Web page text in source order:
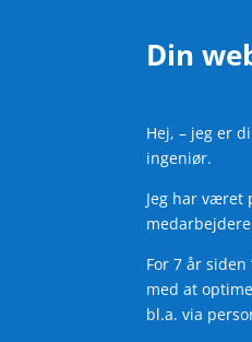
Din
Hej, – jeg er
ingeniør.
Jeg har været
For 7 år
med at
bl.a. via